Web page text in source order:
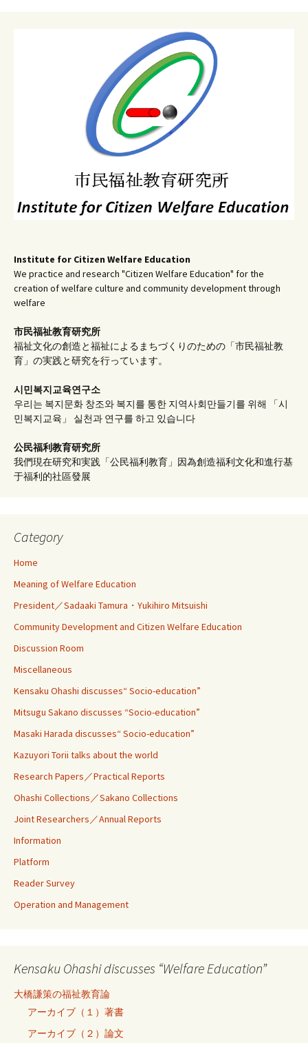
Institute for Citizen Welfare Education
We practice and research "Citizen Welfare Education" for the
creation of welfare culture and community development through
welfare
市民福祉教育研究所
福祉文化の創造と福祉によるまちづくりのための「市民福祉教
育」の実践と研究を行っています。
시민복지교육연구소
우리는 복지문화 창조와 복지를 통한 지역사회만들기를 위해 「시
민복지교육」 실천과 연구를 하고 있습니다
公民福利教育研究所
我們現在研究和実践「公民福利教育」因為創造福利文化和進行基
于福利的社區發展
Category
Home
Meaning of Welfare Education
President／Sadaaki Tamura・Yukihiro Mitsuishi
Community Development and Citizen Welfare Education
Discussion Room
Miscellaneous
Kensaku Ohashi discusses“ Socio-education”
Mitsugu Sakano discusses “Socio-education”
Masaki Harada discusses“ Socio-education”
Kazuyori Torii talks about the world
Research Papers／Practical Reports
Ohashi Collections／Sakano Collections
Joint Researchers／Annual Reports
Information
Platform
Reader Survey
Operation and Management
Kensaku Ohashi discusses “Welfare Education”
大橋謙策の福祉教育論
アーカイブ（１）著書
アーカイブ（２）論文